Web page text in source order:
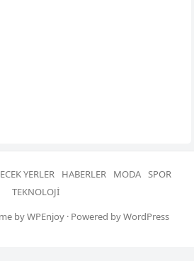
YERLER HABERLER MODA SPOR
TEKNOLOJI
byWPEnjoy· Powered byWordPress